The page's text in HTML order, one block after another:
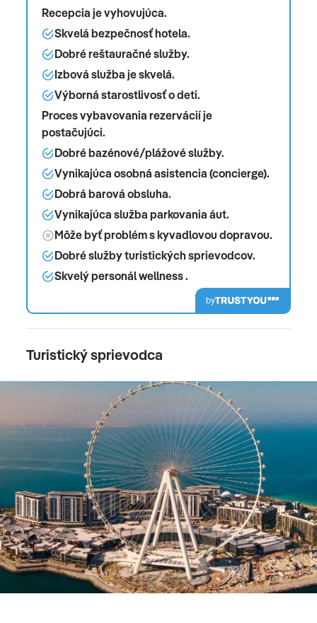
Recepcia je vyhovujúca.
Skvelá bezpečnosť hotela.
Dobré reštauračné služby.
Izbová služba je skvelá.
Výborná starostlivosť o deti.
Proces vybavovania rezervácií je
postačujúci.
Dobré bazénové/plážové služby.
Vynikajúca osobná asistencia (concierge).
Dobrá barová obsluha.
Vynikajúca služba parkovania áut.
Môže byť problém s kyvadlovou dopravou.
Dobré služby turistických sprievodcov.
Skvelý personál wellness .
by
Turistický sprievodca